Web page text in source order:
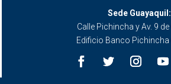
Sede Guayaquil:
Calle Pichincha y Av. 9
Edificio Banco